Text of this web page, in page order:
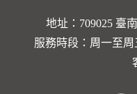
地址：709025 臺
服務時段：周一至周